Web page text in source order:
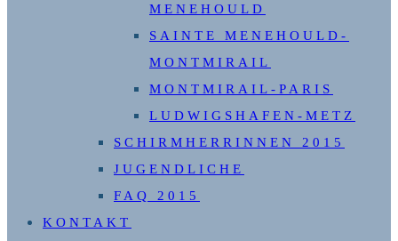
MENEHOULD
SAINTE MENEHOULD-
MONTMIRAIL
MONTMIRAIL-PARIS
LUDWIGSHAFEN-METZ
SCHIRMHERRINNEN 2015
JUGENDLICHE
FAQ 2015
KONTAKT